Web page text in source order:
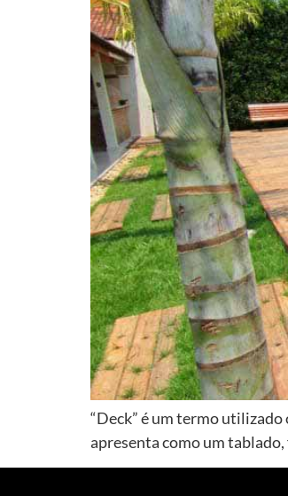
“Deck” é um termo
apresenta como um